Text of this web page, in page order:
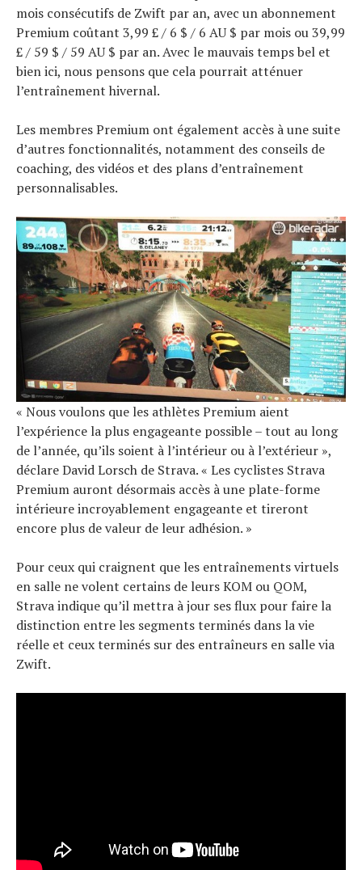
mois consécutifs de Zwift par an, avec un abonnement
Premium coûtant 3,99 £ / 6 $ / 6 AU $ par mois ou 39,99
£ / 59 $ / 59 AU $ par an. Avec le mauvais temps bel et
bien ici, nous pensons que cela pourrait atténuer
l’entraînement hivernal.
Les membres Premium ont également accès à une suite
d’autres fonctionnalités, notamment des conseils de
coaching, des vidéos et des plans d’entraînement
personnalisables.
« Nous voulons que les athlètes Premium aient
l’expérience la plus engageante possible – tout au long
de l’année, qu’ils soient à l’intérieur ou à l’extérieur »,
déclare David Lorsch de Strava. « Les cyclistes Strava
Premium auront désormais accès à une plate-forme
intérieure incroyablement engageante et tireront
encore plus de valeur de leur adhésion. »
Pour ceux qui craignent que les entraînements virtuels
en salle ne volent certains de leurs KOM ou QOM,
Strava indique qu’il mettra à jour ses flux pour faire la
distinction entre les segments terminés dans la vie
réelle et ceux terminés sur des entraîneurs en salle via
Zwift.